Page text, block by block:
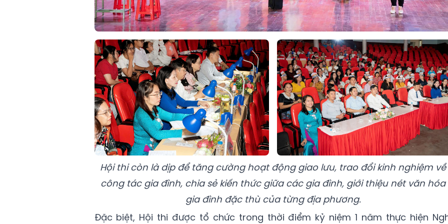
Hội thi còn là dịp để tăng cường hoạt động giao lưu, trao đổi kinh nghiệm về
công tác gia đình, chia sẻ kiến thức giữa các gia đình, giới thiệu nét văn hóa
gia đình đặc thù của từng địa phương.
Đặc biệt, Hội thi được tổ chức trong thời điểm kỷ niệm 1 năm thực hiện